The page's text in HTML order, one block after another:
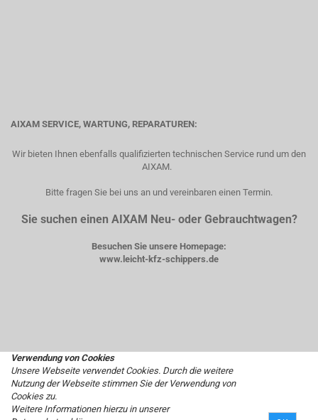
Verwendung von Cookies
Unsere Webseite verwendet Cookies. Durch die weitere
Nutzung der Webseite stimmen Sie der Verwendung von
Cookies zu.
Weitere Informationen hierzu in unserer
AIXAM SERVICE, WARTUNG, REPARATUREN:
Wir bieten Ihnen ebenfalls qualifizierten technischen Service rund um den
AIXAM.
Bitte fragen Sie bei uns an und vereinbaren einen Termin.
Sie suchen einen AIXAM Neu- oder Gebrauchtwagen?
Besuchen Sie unsere Homepage:
www.leicht-kfz-schippers.de